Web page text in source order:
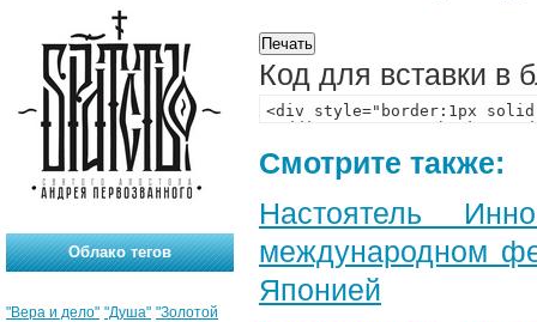
Код для вставки в
Смотрите также:
Настоятель
международном
Японией
Облако тегов
"Вера и дело" "Душа" "Золотой